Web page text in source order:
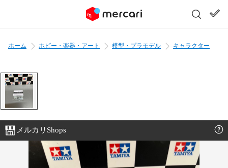
ホーム ホビー・楽器・アート 模型・プラモデル キャラクター
メルカリShops